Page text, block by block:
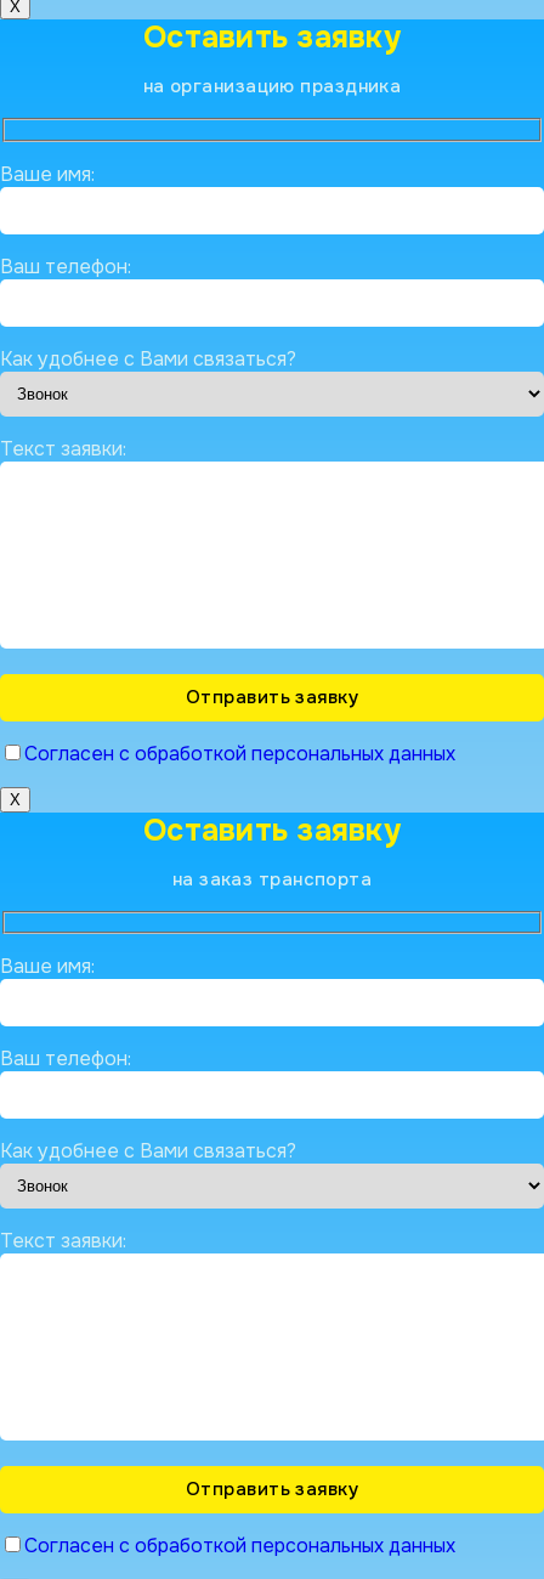
X
Оставить заявку
на организацию праздника
Ваше имя:
Ваш телефон:
Как удобнее с Вами связаться?
Текст заявки:
Согласен с обработкой персональных данных
X
Оставить заявку
на заказ транспорта
Ваше имя:
Ваш телефон:
Как удобнее с Вами связаться?
Текст заявки:
Согласен с обработкой персональных данных